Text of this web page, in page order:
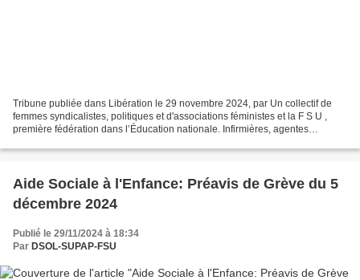
Tribune publiée dans Libération le 29 novembre 2024, par Un collectif de
femmes syndicalistes, politiques et d'associations féministes et la F S U ,
première fédération dans l’Éducation nationale. Infirmières, agentes
Aide Sociale à l'Enfance: Préavis de Grève du 5
décembre 2024
Publié le 29/11/2024 à 18:34
Par DSOL-SUPAP-FSU